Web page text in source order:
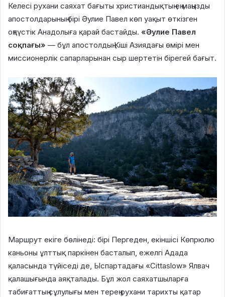
Келесі рухани саяхат бағыты христиандықтың ең маңызды
апостолдарының бірі Әулие Павел көп уақыт өткізген
оңтүстік Анадолыға қарай бастайды. «Әулие Павел
соқпағы» — бұл апостолдың Кіші Азиядағы өмірі мен
миссионерлік сапарларынан сыр шертетін бірегей бағыт.
Маршрут екіге бөлінеді: бірі Пергеден, екіншісі Көпрюлю
каньоны ұлттық паркінен басталып, ежелгі Адада
қаласында түйіседі де, Ыспартадағы «Cittaslow» Ялвач
қалашығында аяқталады. Бұл жол саяхатшыларға
табиғаттың сұлулығы мен терең рухани тарихты қатар